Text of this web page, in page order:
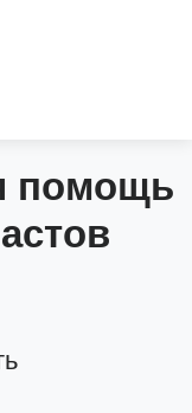
помощь